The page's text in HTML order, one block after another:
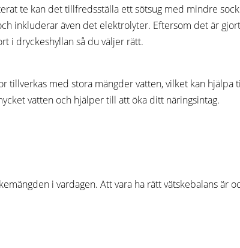
te kan det tillfredsställa ett sötsug med mindre
inkluderar även det elektrolyter. Eftersom det är
i dryckeshyllan så du väljer rätt.
tillverkas med stora mängder vatten, vilket kan hjälpa
vatten och hjälper till att öka ditt näringsintag.
i vardagen. Att vara ha rätt vätskebalans är